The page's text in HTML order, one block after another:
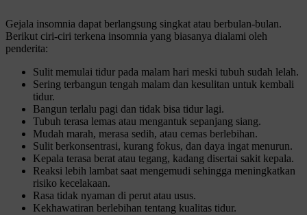
Gejala insomnia dapat berlangsung singkat atau berbulan-bulan.
Berikut ciri-ciri terkena insomnia yang biasanya dialami oleh
penderita:
Sulit memulai tidur pada malam hari meski tubuh sudah lelah.
Sering terbangun tengah malam dan kesulitan untuk kembali
tidur.
Bangun terlalu pagi dan tidak bisa tidur lagi.
Tubuh terasa lemas atau mengantuk sepanjang siang.
Mudah marah, merasa sedih, atau cemas berlebihan.
Sulit berkonsentrasi, kurang fokus, dan daya ingat menurun.
Kepala terasa berat atau tegang, kadang disertai sakit kepala.
Reaksi lebih lambat saat mengemudi sehingga meningkatkan
risiko kecelakaan.
Rasa tidak nyaman di perut atau usus.
Kekhawatiran berlebihan tentang kualitas tidur.